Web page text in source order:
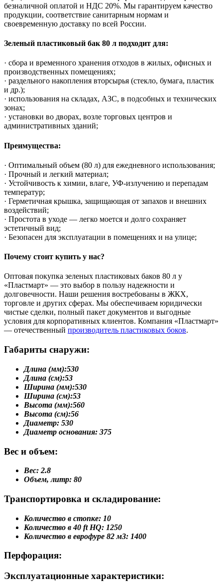
безналичной оплатой и НДС 20%. Мы гарантируем качество
продукции, соответствие санитарным нормам и
своевременную доставку по всей России.
Зеленый пластиковый бак 80 л подходит для:
· сбора и временного хранения отходов в жилых, офисных и
производственных помещениях;
· раздельного накопления вторсырья (стекло, бумага, пластик
и др.);
· использования на складах, АЗС, в подсобных и технических
зонах;
· установки во дворах, возле торговых центров и
административных зданий;
Преимущества:
· Оптимальный объем (80 л) для ежедневного использования;
· Прочный и легкий материал;
· Устойчивость к химии, влаге, УФ-излучению и перепадам
температур;
· Герметичная крышка, защищающая от запахов и внешних
воздействий;
· Простота в уходе — легко моется и долго сохраняет
эстетичный вид;
· Безопасен для эксплуатации в помещениях и на улице;
Почему стоит купить у нас?
Оптовая покупка зеленых пластиковых баков 80 л у
«Пластмарт» — это выбор в пользу надежности и
долговечности. Наши решения востребованы в ЖКХ,
торговле и других сферах. Мы обеспечиваем юридически
чистые сделки, полный пакет документов и выгодные
условия для корпоративных клиентов. Компания «Пластмарт»
— отечественный производитель пластиковых боков.
Габариты снаружи:
Длина (мм):530
Длина (см):53
Ширина (мм):530
Ширина (см):53
Высота (мм):560
Высота (см):56
Диаметр: 530
Диаметр основания: 375
Вес и объем:
Вес: 2.8
Объем, литр: 80
Транспортировка и складирование:
Количество в стопке: 10
Количество в 40 ft HQ: 1250
Количество в еврофуре 82 м3: 1400
Перфорация:
Эксплуатационные характеристики: